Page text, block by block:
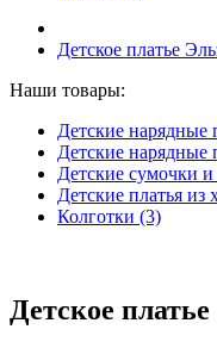
Детское платье
Наши товары:
Детские нарядные
Детские нарядные
Детские сумочки и
Детские платья
Колготки (3)
Детское